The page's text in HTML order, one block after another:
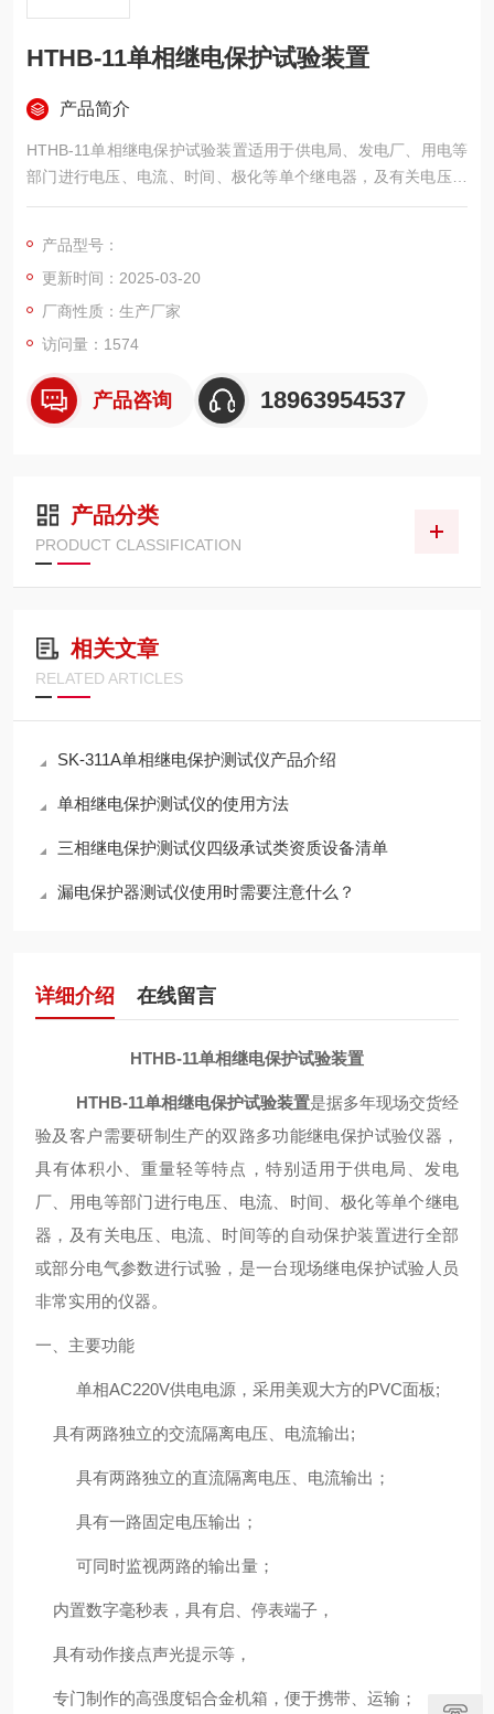
HTHB-11单相继电保护试验装置
产品简介
HTHB-11单相继电保护试验装置适用于供电局、发电厂、用电等
部门进行电压、电流、时间、极化等单个继电器，及有关电压、
电流、时间等的自动保护装置进行全部或部分电气参数进行试
产品型号：
更新时间：2025-03-20
厂商性质：生产厂家
访问量：1574
产品咨询 18963954537
产品分类
PRODUCT CLASSIFICATION
相关文章
RELATED ARTICLES
SK-311A单相继电保护测试仪产品介绍
单相继电保护测试仪的使用方法
三相继电保护测试仪四级承试类资质设备清单
漏电保护器测试仪使用时需要注意什么？
详细介绍 在线留言
HTHB-11单相继电保护试验装置
HTHB-11单相继电保护试验装置是据多年现场交货经
验及客户需要研制生产的双路多功能继电保护试验仪器，
具有体积小、重量轻等特点，特别适用于供电局、发电
厂、用电等部门进行电压、电流、时间、极化等单个继电
器，及有关电压、电流、时间等的自动保护装置进行全部
或部分电气参数进行试验，是一台现场继电保护试验人员
非常实用的仪器。
一、主要功能
单相AC220V供电电源，采用美观大方的PVC面板;
具有两路独立的交流隔离电压、电流输出;
具有两路独立的直流隔离电压、电流输出；
具有一路固定电压输出；
可同时监视两路的输出量；
内置数字毫秒表，具有启、停表端子，
具有动作接点声光提示等，
专门制作的高强度铝合金机箱，便于携带、运输；